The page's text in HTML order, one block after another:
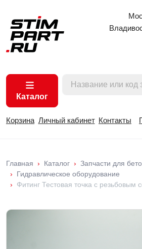
Каталог
Корзина Личный кабинет Контакты
Главная Каталог
Запчасти для
Гидравлическое оборудование
Фитинг Тестовая точка с резьбовым